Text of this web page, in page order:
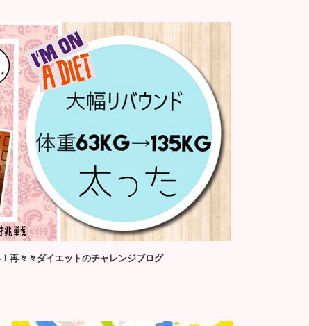
再々々ダイエットのチャレンジブログ